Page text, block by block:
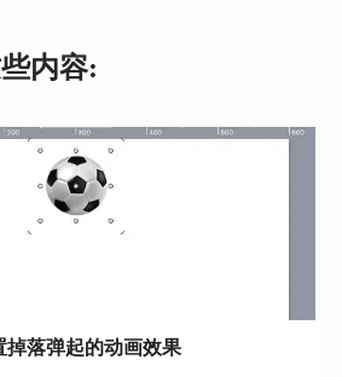
内联和外链样式的区别
两种——一种是style赋值式，在
一种是列表式，在内联和外链
式2: 值2; 样式3: 值3;”的格
整个style赋值语句必须全部采
内容:
掉落弹起的动画效果